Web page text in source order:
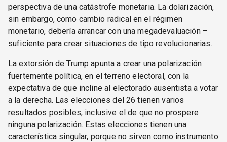
perspectiva de una catástrofe monetaria. La dolarización,
sin embargo, como cambio radical en el régimen
monetario, debería arrancar con una megadevaluación –
suficiente para crear situaciones de tipo revolucionarias.
La extorsión de Trump apunta a crear una polarización
fuertemente política, en el terreno electoral, con la
expectativa de que incline al electorado ausentista a votar
a la derecha. Las elecciones del 26 tienen varios
resultados posibles, inclusive el de que no prospere
ninguna polarización. Estas elecciones tienen una
característica singular, porque no sirven como instrumento